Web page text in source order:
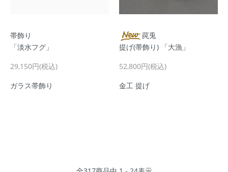
帯飾り
「淡水フグ」
29,150円(税込)
ガラス帯飾り
罠兎
提げ(帯飾り) 「大漁」
52,800円(税込)
金工 提げ